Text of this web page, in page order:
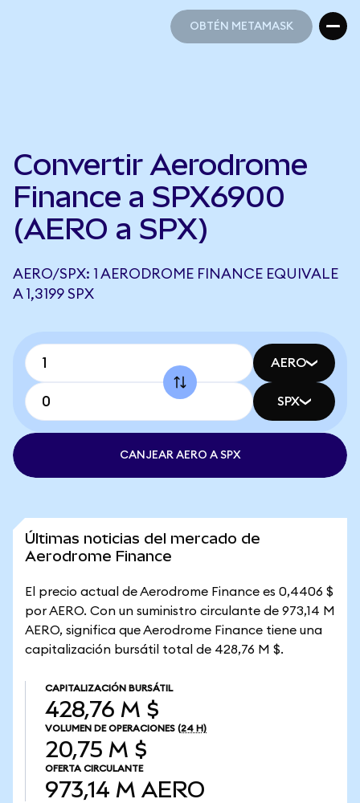
OBTÉN METAMASK
Convertir Aerodrome
Finance a SPX6900
(AERO a SPX)
AERO/SPX: 1 AERODROME FINANCE EQUIVALE
A 1,3199 SPX
AERO
SPX
CANJEAR AERO A SPX
Últimas noticias del mercado de
Aerodrome Finance
El precio actual de Aerodrome Finance es 0,4406 $
por AERO. Con un suministro circulante de 973,14 M
AERO, significa que Aerodrome Finance tiene una
capitalización bursátil total de 428,76 M $.
CAPITALIZACIÓN BURSÁTIL
428,76 M $
VOLUMEN DE OPERACIONES (24 H)
20,75 M $
OFERTA CIRCULANTE
973,14 M AERO